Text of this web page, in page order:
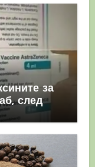
за
след